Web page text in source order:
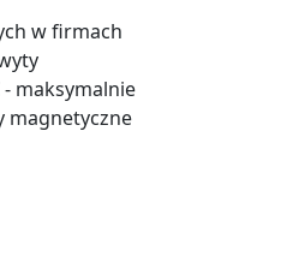
w firmach
maksymalnie
magnetyczne